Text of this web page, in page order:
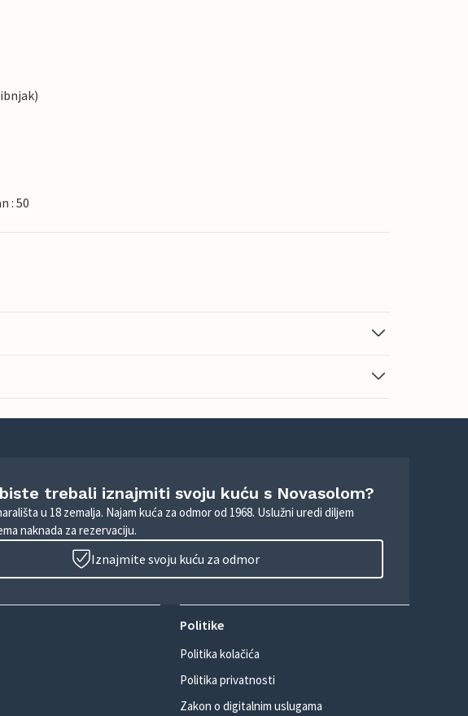
: 50
trebali iznajmiti svoju kuću s Novasolom?
u 18 zemalja. Najam kuća za odmor od 1968. Uslužni uredi diljem
naknada za rezervaciju.
Iznajmite svoju kuću za odmor
Politike
Politika kolačića
Politika privatnosti
Zakon o digitalnim uslugama